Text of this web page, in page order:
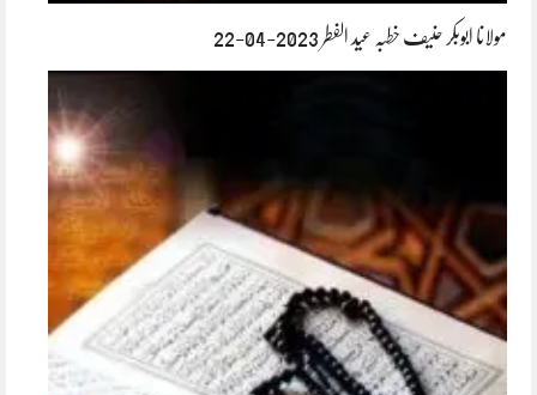
مولانا ابوبکر حنیف خطبہ عید الفطر 2023-04-22